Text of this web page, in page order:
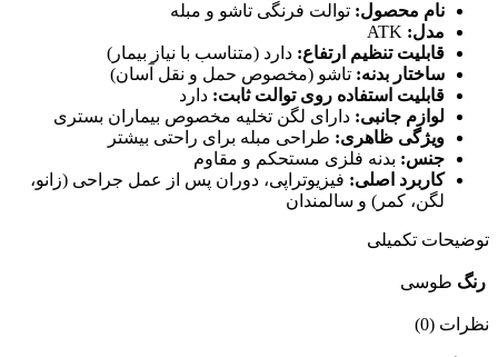
نام محصول: توالت فرنگی تاشو و مبله
مدل:
قابلیت تنظیم ارتفاع: دارد (متناسب با نیاز بیمار)
ساختار بدنه: تاشو (مخصوص حمل و نقل آسان)
قابلیت استفاده روی توالت ثابت: دارد
لوازم جانبی: دارای لگن تخلیه مخصوص بیماران بستری
ویژگی ظاهری: طراحی مبله برای راحتی بیشتر
جنس: بدنه فلزی مستحکم و مقاوم
کاربرد اصلی: فیزیوتراپی، دوران پس از عمل جراحی (زانو،
لگن، کمر) و سالمندان
توضیحات تکمیلی
رنگ طوسی
نظرات (0)